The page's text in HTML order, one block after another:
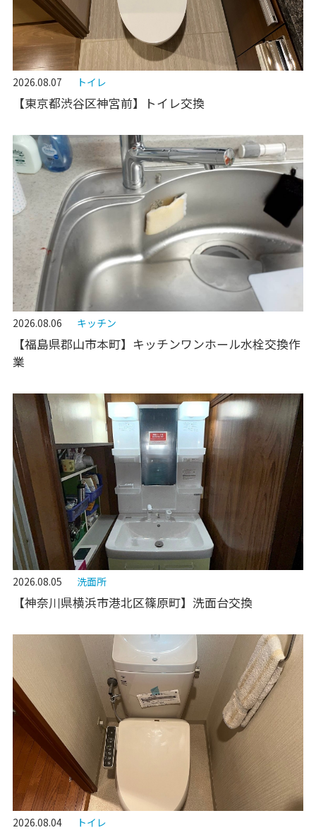
2026.08.07 トイレ
【東京都渋谷区神宮前】トイレ交換
2026.08.06 キッチン
【福島県郡山市本町】キッチンワンホール水栓交換作
業
2026.08.05 洗面所
【神奈川県横浜市港北区篠原町】洗面台交換
2026.08.04 トイレ